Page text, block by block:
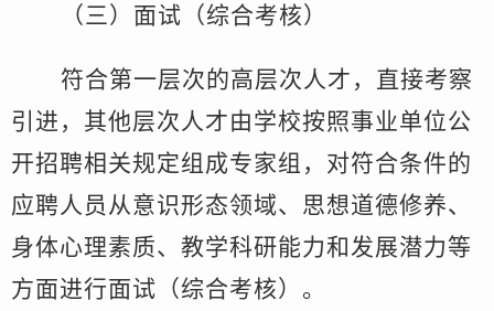
（三）面试（综合考核）
符合第一层次的高层次人才，直接考察
引进，其他层次人才由学校按照事业单位公
开招聘相关规定组成专家组，对符合条件的
应聘人员从意识形态领域、思想道德修养、
身体心理素质、教学科研能力和发展潜力等
方面进行面试（综合考核）。